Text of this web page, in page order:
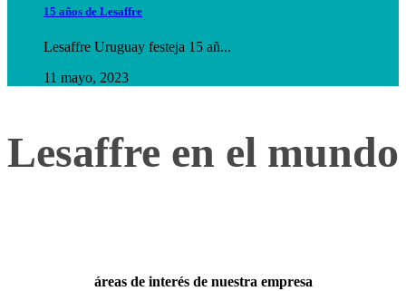
15 años de Lesaffre
Lesaffre Uruguay festeja 15 añ...
11 mayo, 2023
Lesaffre en el mundo
áreas de interés de nuestra empresa